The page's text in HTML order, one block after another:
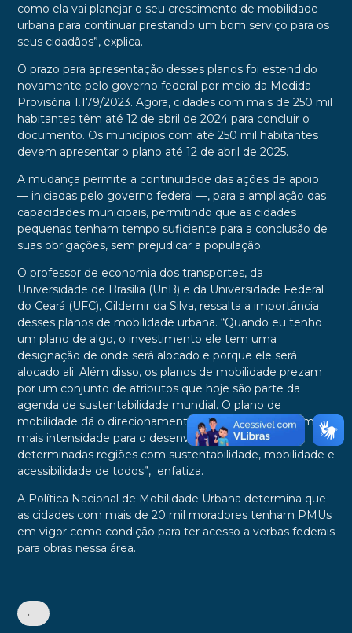
como ela vai planejar o seu crescimento de mobilidade
urbana para continuar prestando um bom serviço para os
seus cidadãos”, explica.
O prazo para apresentação desses planos foi estendido
novamente pelo governo federal por meio da Medida
Provisória 1.179/2023. Agora, cidades com mais de 250 mil
habitantes têm até 12 de abril de 2024 para concluir o
documento. Os municípios com até 250 mil habitantes
devem apresentar o plano até 12 de abril de 2025.
A mudança permite a continuidade das ações de apoio
— iniciadas pelo governo federal —, para a ampliação das
capacidades municipais, permitindo que as cidades
pequenas tenham tempo suficiente para a conclusão de
suas obrigações, sem prejudicar a população.
O professor de economia dos transportes, da
Universidade de Brasília (UnB) e da Universidade Federal
do Ceará (UFC), Gildemir da Silva, ressalta a importância
desses planos de mobilidade urbana. “Quando eu tenho
um plano de algo, o investimento ele tem uma
designação de onde será alocado e porque ele será
alocado ali. Além disso, os planos de mobilidade prezam
por um conjunto de atributos que hoje são parte da
agenda de sustentabilidade mundial. O plano de
mobilidade dá o direcionamento mais assertivo e com
mais intensidade para o desenvolvimento de
determinadas regiões com sustentabilidade, mobilidade e
acessibilidade de todos”, enfatiza.
A Política Nacional de Mobilidade Urbana determina que
as cidades com mais de 20 mil moradores tenham PMUs
em vigor como condição para ter acesso a verbas federais
para obras nessa área.
•